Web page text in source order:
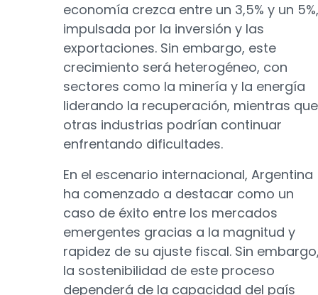
economía crezca entre un 3,5% y un 5%,
impulsada por la inversión y las
exportaciones. Sin embargo, este
crecimiento será heterogéneo, con
sectores como la minería y la energía
liderando la recuperación, mientras que
otras industrias podrían continuar
enfrentando dificultades.
En el escenario internacional, Argentina
ha comenzado a destacar como un
caso de éxito entre los mercados
emergentes gracias a la magnitud y
rapidez de su ajuste fiscal. Sin
la sostenibilidad de este proceso
dependerá de la capacidad del país